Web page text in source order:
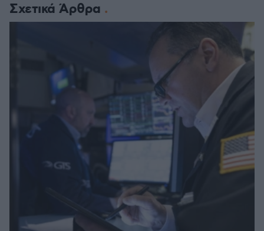
Σχετικά Άρθρα